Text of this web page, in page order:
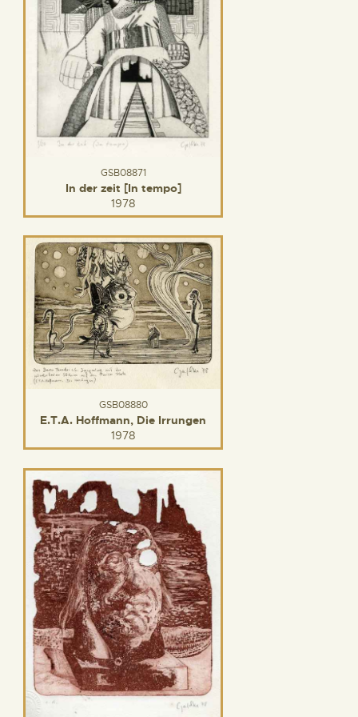
GSB08871
In der zeit [In tempo]
1978
GSB08880
E.T.A. Hoffmann, Die Irrungen
1978